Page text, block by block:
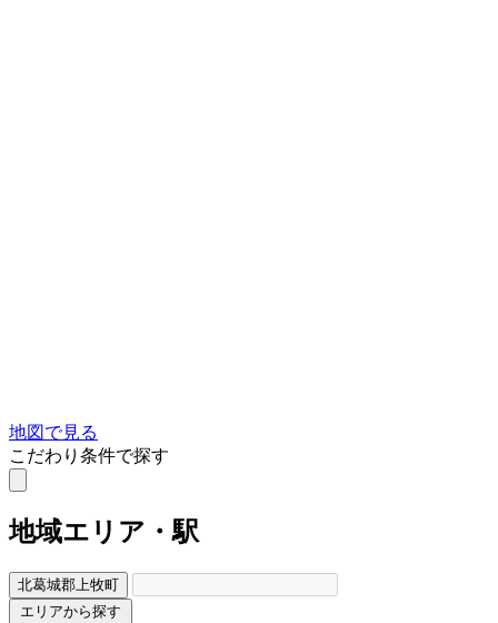
地図で見る
こだわり条件で探す
地域エリア・駅
北葛城郡上牧町
エリアから探す